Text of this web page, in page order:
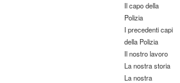
Il capo della
Polizia
I precedenti capi
della Polizia
Il nostro lavoro
La nostra storia
La nostra